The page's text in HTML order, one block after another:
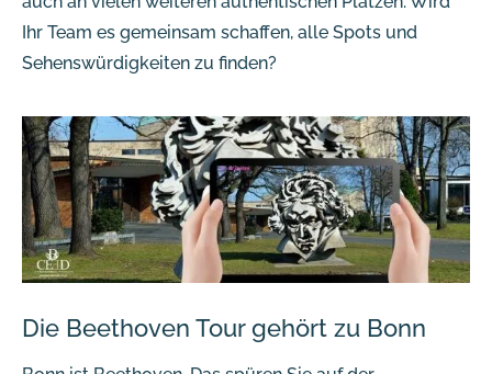
Ihr Team es gemeinsam schaffen, alle Spots und
Sehenswürdigkeiten zu finden?
Die Beethoven Tour gehört zu Bonn